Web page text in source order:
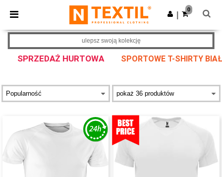
× Aplikacja Ntextil
Lepsze ceny w aplikacji!
Pobierz app
0
SPRZEDAŻ HURTOWA SPORTOWE T-SHIRTY
ulepsz swoją kolekcję